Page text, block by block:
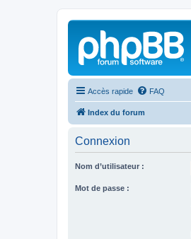
Accès rapide FAQ
Index du forum
Connexion
Nom d’utilisateur :
Mot de passe :